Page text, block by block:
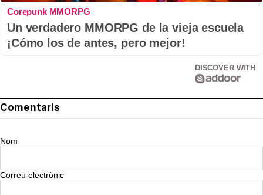
Corepunk MMORPG
Un verdadero MMORPG de la vieja escuela
¡Cómo los de antes, pero mejor!
DISCOVER WITH
Comentaris
Nom
Correu electrònic